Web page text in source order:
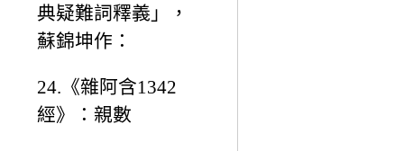
典疑難詞釋義」，
蘇錦坤作：
24.《雜阿含1342
經》：親數